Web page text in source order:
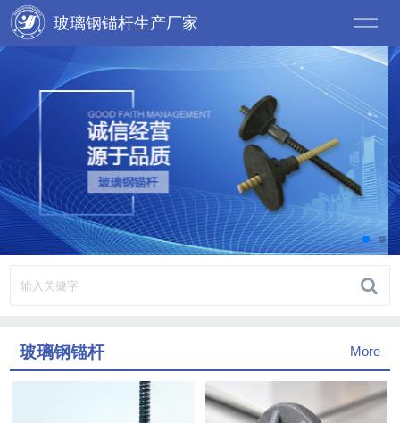
玻璃钢锚杆生产厂家
玻璃钢锚杆 More